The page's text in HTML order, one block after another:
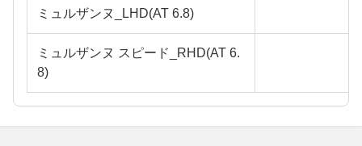
ミュルザンヌ_LHD(AT 6.8)
ミュルザンヌ スピード_RHD(AT 6.
8)